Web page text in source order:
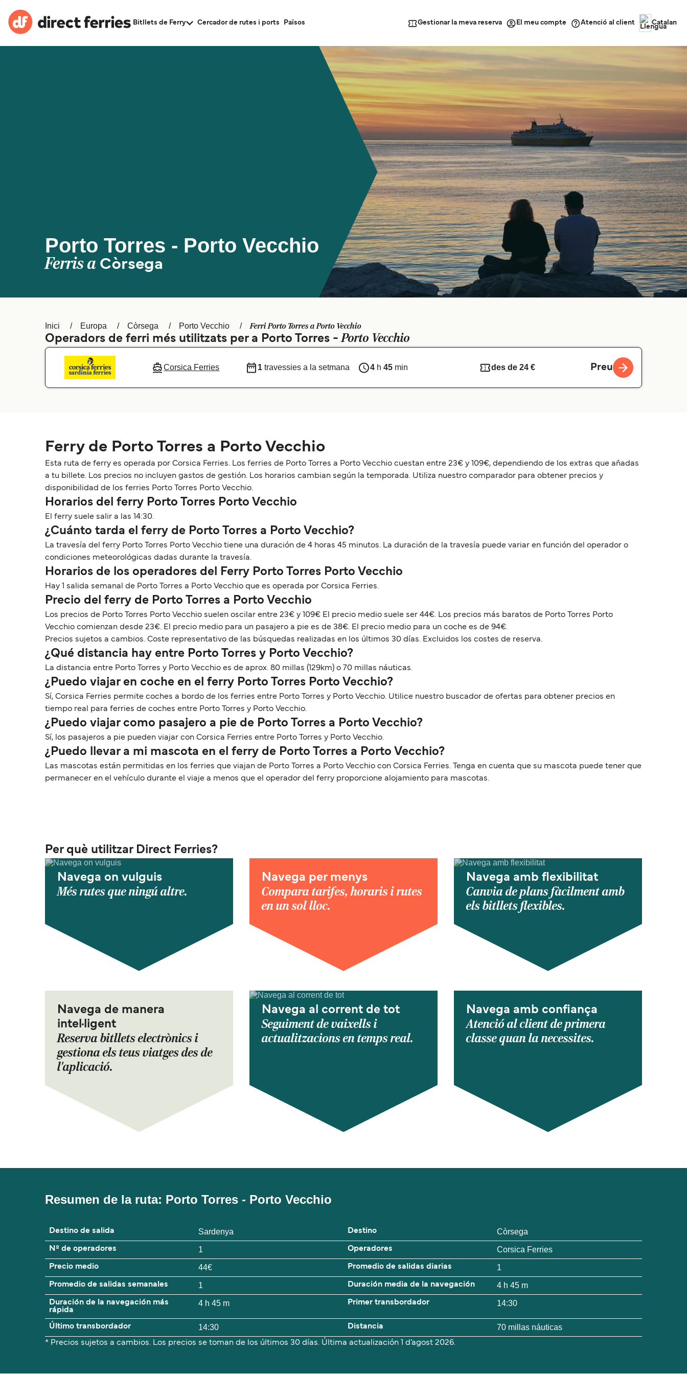
Bitllets de Ferry Cercador de rutes i ports Països Gestionar la meva reserva El meu compte Atenció al client Catalan
Porto Torres - Porto Vecchio
Ferris a Còrsega
Inici Europa Còrsega Porto Vecchio Ferri Porto Torres a Porto Vecchio
Operadors de ferri més utilitzats per a Porto Torres -Porto Vecchio
Corsica Ferries 1travessies a la setmana 4h 45min des de 24 € Preu
Ferry de Porto Torres a Porto Vecchio
Esta ruta de ferry es operada por Corsica Ferries. Los ferries de Porto Torres a Porto Vecchio cuestan entre 23€ y 109€, dependiendo de los extras que añadas
a tu billete. Los precios no incluyen gastos de gestión. Los horarios cambian según la temporada. Utiliza nuestro comparador para obtener precios y
disponibilidad de los ferries Porto Torres Porto Vecchio.
Horarios del ferry Porto Torres Porto Vecchio
El ferry suele salir a las 14:30.
¿Cuánto tarda el ferry de Porto Torres a Porto Vecchio?
La travesía del ferry Porto Torres Porto Vecchio tiene una duración de 4 horas 45 minutos. La duración de la travesía puede variar en función del operador o
condiciones meteorológicas dadas durante la travesía.
Horarios de los operadores del Ferry Porto Torres Porto Vecchio
Hay 1 salida semanal de Porto Torres a Porto Vecchio que es operada por Corsica Ferries.
Precio del ferry de Porto Torres a Porto Vecchio
Los precios de Porto Torres Porto Vecchio suelen oscilar entre 23€ y 109€ El precio medio suele ser 44€. Los precios más baratos de Porto Torres Porto
Vecchio comienzan desde 23€. El precio medio para un pasajero a pie es de 38€. El precio medio para un coche es de 94€.
Precios sujetos a cambios. Coste representativo de las búsquedas realizadas en los últimos 30 días. Excluidos los costes de reserva.
¿Qué distancia hay entre Porto Torres y Porto Vecchio?
La distancia entre Porto Torres y Porto Vecchio es de aprox. 80 millas (129km) o 70 millas náuticas.
¿Puedo viajar en coche en el ferry Porto Torres Porto Vecchio?
Sí, Corsica Ferries permite coches a bordo de los ferries entre Porto Torres y Porto Vecchio. Utilice nuestro buscador de ofertas para obtener precios en
tiempo real para ferries de coches entre Porto Torres y Porto Vecchio.
¿Puedo viajar como pasajero a pie de Porto Torres a Porto Vecchio?
Sí, los pasajeros a pie pueden viajar con Corsica Ferries entre Porto Torres y Porto Vecchio.
¿Puedo llevar a mi mascota en el ferry de Porto Torres a Porto Vecchio?
Las mascotas están permitidas en los ferries que viajan de Porto Torres a Porto Vecchio con Corsica Ferries. Tenga en cuenta que su mascota puede tener que
permanecer en el vehículo durante el viaje a menos que el operador del ferry proporcione alojamiento para mascotas.
Per què utilitzar Direct Ferries?
Navega on vulguis
Més rutes que ningú altre.
Navega per menys
Compara tarifes, horaris i rutes
en un sol lloc.
Navega amb flexibilitat
Canvia de plans fàcilment amb
els bitllets flexibles.
Navega de manera
intel·ligent
Reserva bitllets electrònics i
gestiona els teus viatges des de
l'aplicació.
Navega al corrent de tot
Seguiment de vaixells i
actualitzacions en temps real.
Navega amb confiança
Atenció al client de primera
classe quan la necessites.
Resumen de la ruta: Porto Torres - Porto Vecchio
Destino de salida Sardenya Destino Còrsega
Nº de operadores 1 Operadores Corsica Ferries
Precio medio 44€ Promedio de salidas diarias 1
Promedio de salidas semanales 1 Duración media de la navegación 4 h 45 m
Duración de la navegación más
rápida
4 h 45 m Primer transbordador 14:30
Último transbordador 14:30 Distancia 70 millas náuticas
* Precios sujetos a cambios. Los precios se toman de los últimos 30 días. Última actualización 1 d’agost 2026.